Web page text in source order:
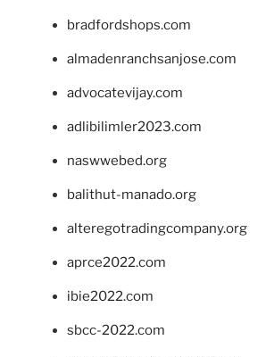
bradfordshops.com
almadenranchsanjose.com
advocatevijay.com
adlibilimler2023.com
naswwebed.org
balithut-manado.org
alteregotradingcompany.org
aprce2022.com
ibie2022.com
sbcc-2022.com